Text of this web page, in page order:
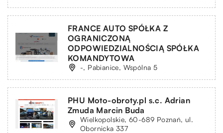
FRANCE AUTO SPÓŁKA Z
OGRANICZONĄ
ODPOWIEDZIALNOŚCIĄ SPÓŁKA
KOMANDYTOWA
-, Pabianice, Wspólna 5
PHU Moto-obroty.pl s.c. Adrian
Zmuda Marcin Buda
Wielkopolskie, 60-689 Poznań, ul.
Obornicka 337